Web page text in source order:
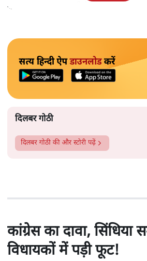
शुरुआत करना बनता भी है।
सत्य हिन्दी ऐपडाउनलोडकरें
दिलबर गोठी
दिलबर गोठी की और स्टोरी पढ़ें
कांग्रेस का दावा, सिंधिया
विधायकों में पड़ी फूट!